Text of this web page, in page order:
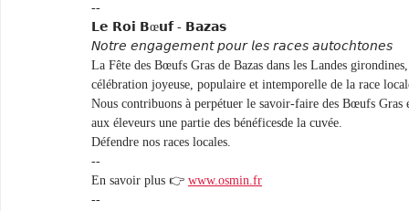
--
𝗟𝗲 𝗥𝗼𝗶 𝗕œ𝘂𝗳 - 𝗕𝗮𝘇𝗮𝘀
𝘕𝘰𝘵𝘳𝘦 𝘦𝘯𝘨𝘢𝘨𝘦𝘮𝘦𝘯𝘵 𝘱𝘰𝘶𝘳 𝘭𝘦𝘴 𝘳𝘢𝘤𝘦𝘴 𝘢𝘶𝘵𝘰𝘤𝘩𝘵𝘰𝘯𝘦𝘴
La Fête des Bœufs Gras de Bazas dans les Landes
célébration joyeuse, populaire et intemporelle de la race
Nous contribuons à perpétuer le savoir-faire des Bœufs
aux éleveurs une partie des bénéficesde la cuvée.
Défendre nos races locales.
--
En savoir plus 👉 www.osmin.fr
--